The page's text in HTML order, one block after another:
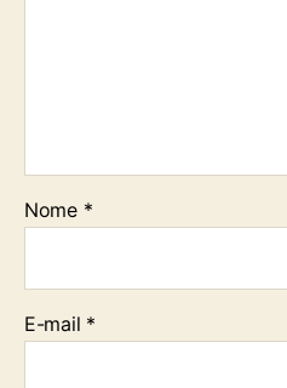
Nome *
E-mail *